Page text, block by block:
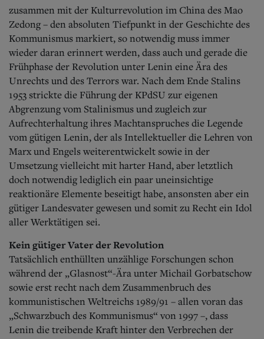
zusammen mit der Kulturrevolution im China des Mao
Zedong – den absoluten Tiefpunkt in der Geschichte des
Kommunismus markiert, so notwendig muss immer
wieder daran erinnert werden, dass auch und gerade die
Frühphase der Revolution unter Lenin eine Ära des
Unrechts und des Terrors war. Nach dem Ende Stalins
1953 strickte die Führung der KPdSU zur eigenen
Abgrenzung vom Stalinismus und zugleich zur
Aufrechterhaltung ihres Machtanspruches die Legende
vom gütigen Lenin, der als Intellektueller die Lehren von
Marx und Engels weiterentwickelt sowie in der
Umsetzung vielleicht mit harter Hand, aber letztlich
doch notwendig lediglich ein paar uneinsichtige
reaktionäre Elemente beseitigt habe, ansonsten aber ein
gütiger Landesvater gewesen und somit zu Recht ein Idol
aller Werktätigen sei.
Kein gütiger Vater der Revolution
Tatsächlich enthüllten unzählige Forschungen schon
während der „Glasnost“-Ära unter Michail Gorbatschow
sowie erst recht nach dem Zusammenbruch des
kommunistischen Weltreichs 1989/91 – allen voran das
„Schwarzbuch des Kommunismus“ von 1997 –, dass
Lenin die treibende Kraft hinter den Verbrechen der